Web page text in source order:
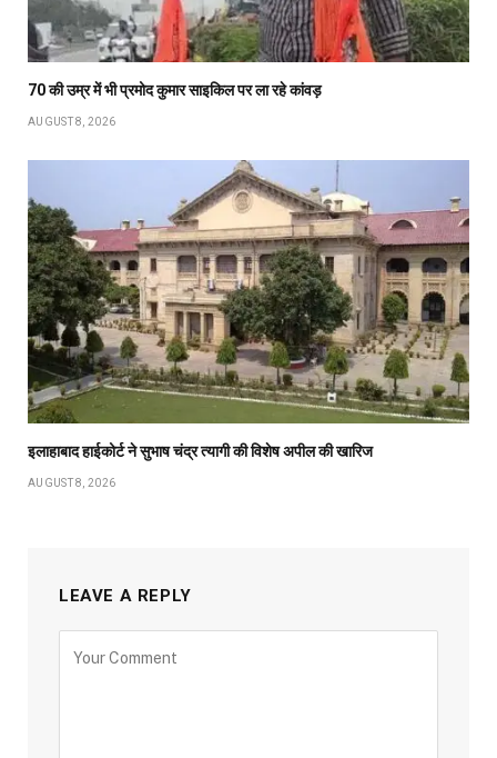
70 की उम्र में भी प्रमोद कुमार साइकिल पर ला रहे कांवड़
AUGUST 8, 2026
इलाहाबाद हाईकोर्ट ने सुभाष चंद्र त्यागी की विशेष अपील की खारिज
AUGUST 8, 2026
LEAVE A REPLY